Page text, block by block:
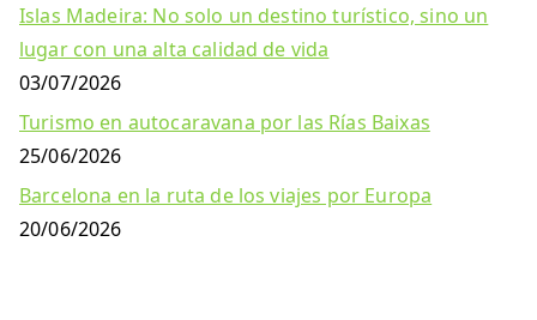
Islas Madeira: No solo un destino turístico, sino un
lugar con una alta calidad de vida
03/07/2026
Turismo en autocaravana por las Rías Baixas
25/06/2026
Barcelona en la ruta de los viajes por Europa
20/06/2026